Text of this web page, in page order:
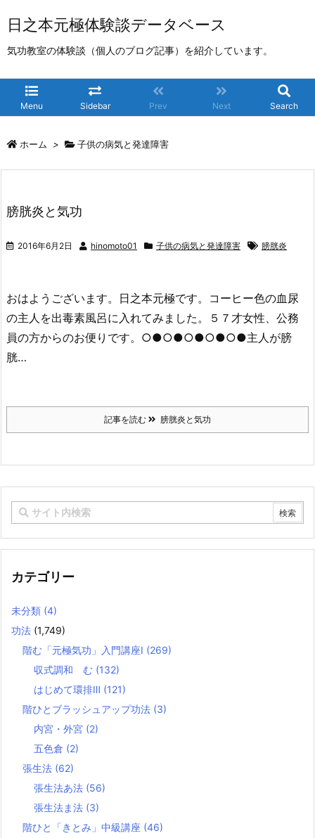
日之本元極体験談データベース
気功教室の体験談（個人のブログ記事）を紹介しています。
Menu Sidebar Prev Next Search
ホーム > 子供の病気と発達障害
膀胱炎と気功
2016年6月2日 hinomoto01 子供の病気と発達障害 膀胱炎
おはようございます。日之本元極です。コーヒー色の血尿
の主人を出毒素風呂に入れてみました。５７才女性、公務
員の方からのお便りです。○●○●○●○●○●主人が膀
胱…
記事を読む 膀胱炎と気功
カテゴリー
未分類 (4)
功法 (1,749)
階む「元極気功」入門講座Ⅰ (269)
収式調和 む (132)
はじめて環排Ⅲ (121)
階ひとブラッシュアップ功法 (3)
内宮・外宮 (2)
五色倉 (2)
張生法 (62)
張生法あ法 (56)
張生法ま法 (3)
階ひと「きとみ」中級講座 (46)